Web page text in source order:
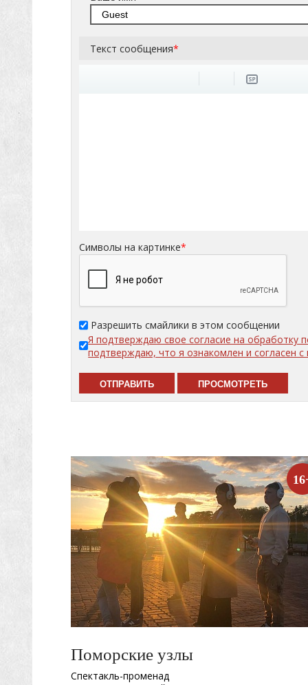
Текст сообщения*
Символы на картинке*
Разрешить смайлики в этом сообщении
Я подтверждаю свое согласие на обработку
подтверждаю, что я ознакомлен и согласен
Поморские узлы
Спектакль-променад